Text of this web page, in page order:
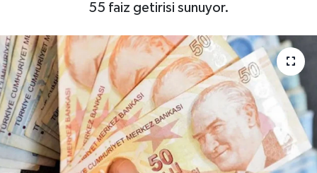
55 faiz getirisi sunuyor.
EKONOMİ
GÜNDEM
MAGAZİN
SAĞLIK
EĞİTİM
Tüm Manşetler
Son Dakika Haberleri
Haber Arşivi